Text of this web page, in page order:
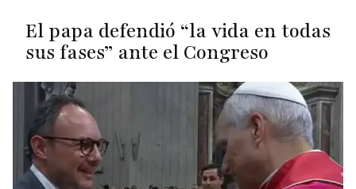
El papa defendió “la vida en todas
sus fases” ante el Congreso